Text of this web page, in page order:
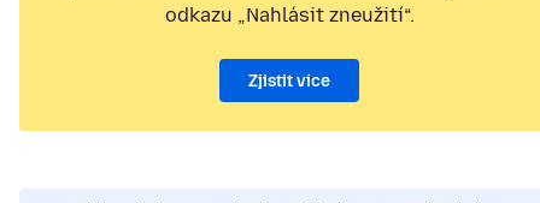
odkazu „Nahlásit zneužití“.
Zjistit více